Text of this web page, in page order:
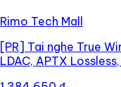
Rimo Tech Mall
[PR] Tai nghe True
LDAC, APTX